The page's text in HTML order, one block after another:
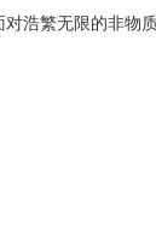
浩繁无限的非物